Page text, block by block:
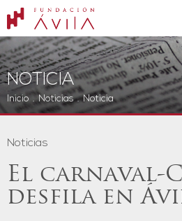
NOTICIA
Inicio . Noticias . Noticia
Noticias
El carnaval-
desfila en